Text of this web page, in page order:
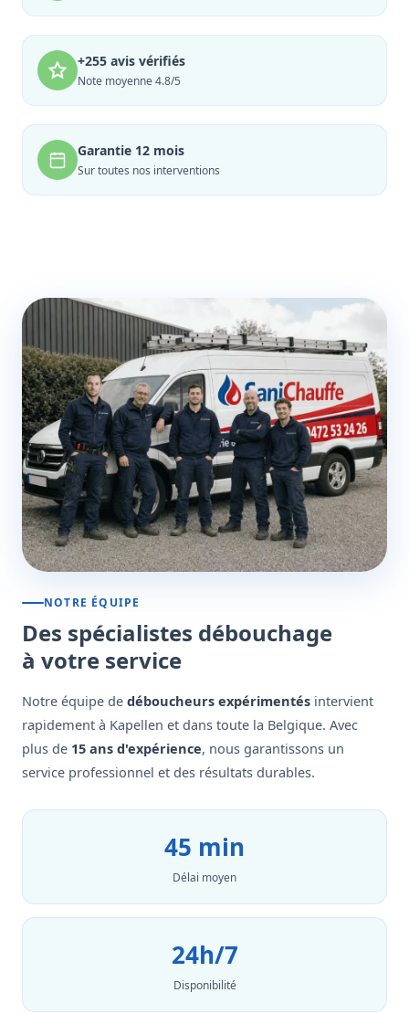
+255 avis vérifiés
Note moyenne 4.8/5
Garantie 12 mois
Sur toutes nos interventions
NOTRE ÉQUIPE
Des spécialistes débouchage
à votre service
Notre équipe de déboucheurs expérimentés intervient
rapidement à Kapellen et dans toute la Belgique. Avec
plus de 15 ans d'expérience, nous garantissons un
service professionnel et des résultats durables.
45 min
Délai moyen
24h/7
Disponibilité